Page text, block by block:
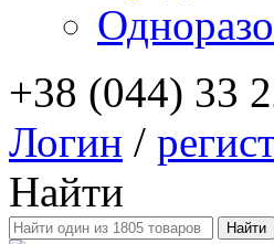
+38 (044) 33
Логин /
Найти